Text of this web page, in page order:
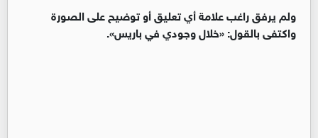
ولم يرفق راغب علامة أي تعليق أو توضيح على الصورة
واكتفى بالقول: «خلال وجودي في باريس».